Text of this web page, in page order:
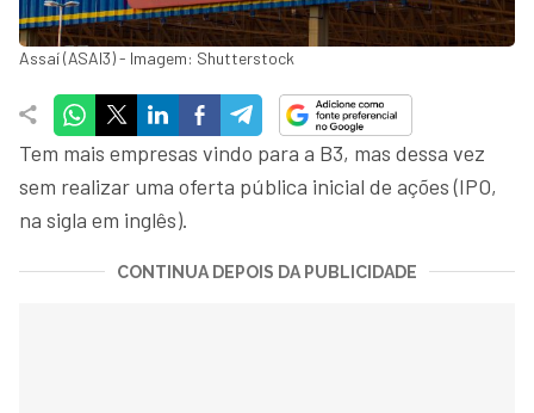
Assaí (ASAI3) - Imagem: Shutterstock
Tem mais empresas vindo para a B3, mas dessa vez
sem realizar uma oferta pública inicial de ações (IPO,
na sigla em inglês).
CONTINUA DEPOIS DA PUBLICIDADE